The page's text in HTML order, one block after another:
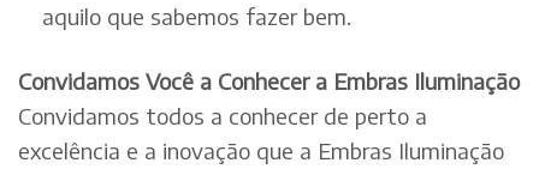
aquilo que sabemos fazer bem.
Convidamos Você a Conhecer a Embras Iluminação
Convidamos todos a conhecer de perto a
excelência e a inovação que a Embras Iluminação